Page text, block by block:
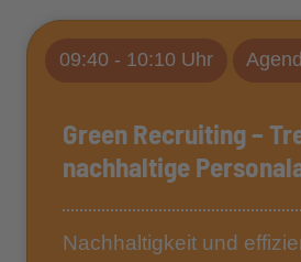
09:40 - 10:10 Uhr
Green Recruiting –
nachhaltige
Nachhaltigkeit und